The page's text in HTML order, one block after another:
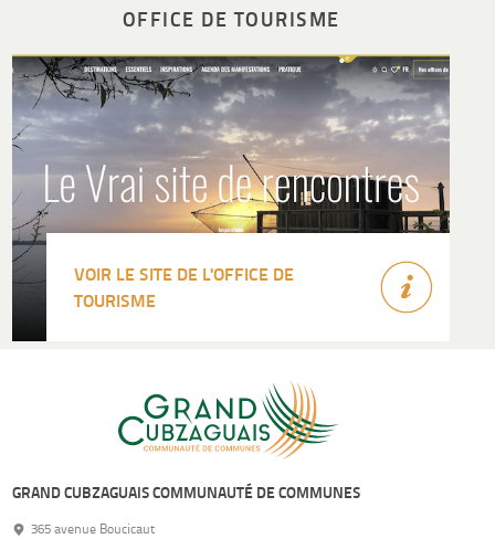
OFFICE DE TOURISME
VOIR LE SITE DE L'OFFICE DE
TOURISME
GRAND CUBZAGUAIS COMMUNAUTÉ DE COMMUNES
365 avenue Boucicaut